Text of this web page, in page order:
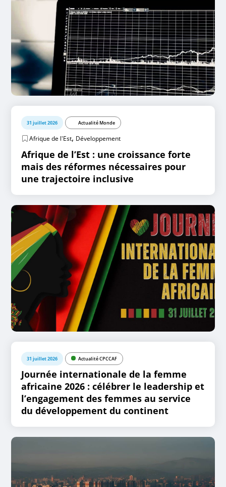
31 juillet 2026 Actualité Monde
Afrique de l'Est, Développement
Afrique de l’Est : une croissance forte
mais des réformes nécessaires pour
une trajectoire inclusive
31 juillet 2026 Actualité CPCCAF
Journée internationale de la femme
africaine 2026 : célébrer le leadership et
l’engagement des femmes au service
du développement du continent